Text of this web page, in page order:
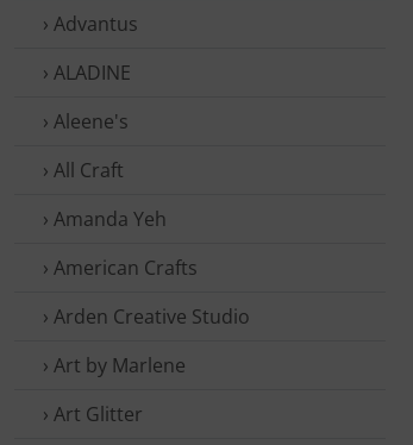
› Advantus
› ALADINE
› Aleene's
› All Craft
› Amanda Yeh
› American Crafts
› Arden Creative Studio
› Art by Marlene
› Art Glitter